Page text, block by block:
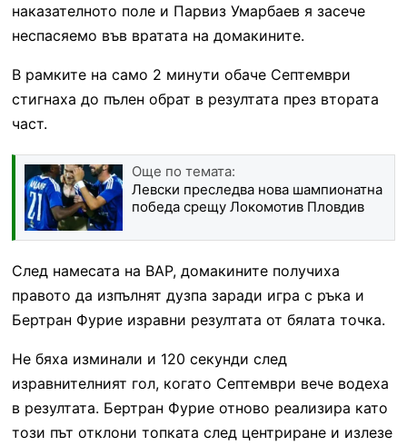
наказателното поле и Парвиз Умарбаев я засече
неспасяемо във вратата на домакините.
В рамките на само 2 минути обаче Септември
стигнаха до пълен обрат в резултата през втората
част.
Още по темата:
Левски преследва нова шампионатна
победа срещу Локомотив Пловдив
След намесата на ВАР, домакините получиха
правото да изпълнят дузпа заради игра с ръка и
Бертран Фурие изравни резултата от бялата точка.
Не бяха изминали и 120 секунди след
изравнителният гол, когато Септември вече водеха
в резултата. Бертран Фурие отново реализира като
този път отклони топката след центриране и излезе